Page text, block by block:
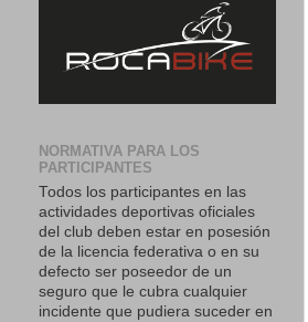
NORMATIVA PARA LOS
PARTICIPANTES
Todos los participantes en las
actividades deportivas oficiales
del club deben estar en posesión
de la licencia federativa o en su
defecto ser poseedor de un
seguro que le cubra cualquier
incidente que pudiera suceder en